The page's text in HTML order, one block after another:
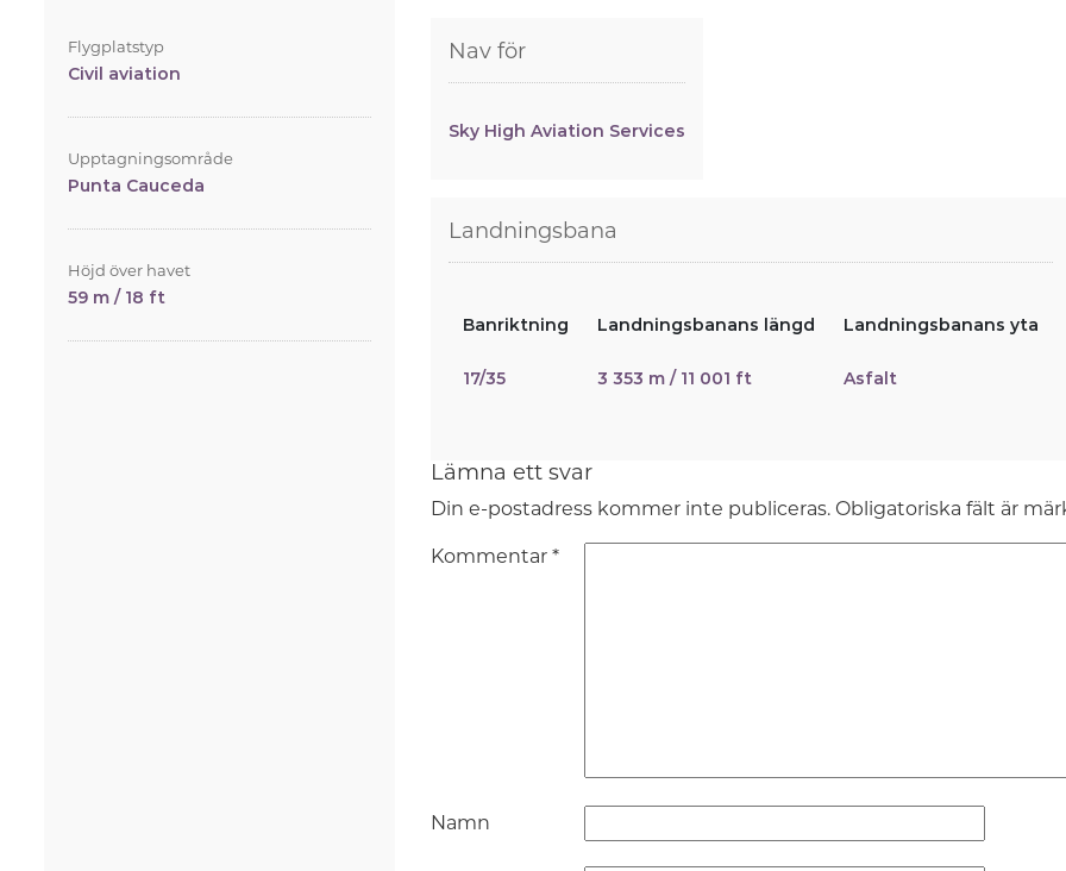
Flygplatstyp
Civil aviation
Upptagningsområde
Punta Cauceda
Höjd över havet
59 m / 18 ft
Nav för
Sky High Aviation Services
Landningsbana
Banriktning Landningsbanans längd Landningsbanans yta
17/35 3 353 m / 11 001 ft Asfalt
Lämna ett svar
Din e-postadress kommer inte publiceras. Obligatoriska fält är
Kommentar *
Namn